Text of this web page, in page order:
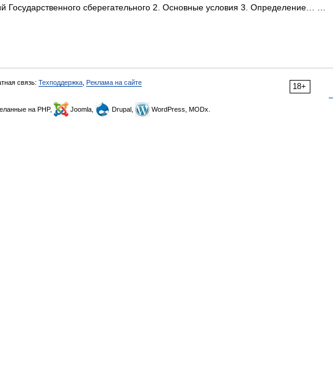
Государственного сберегательного 2. Основные условия 3. Определение… …
18+
связь: Техподдержка Реклама на сайте
на PHP, Joomla, Drupal, WordPress, MODx.